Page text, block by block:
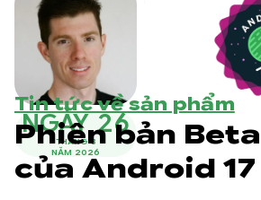
NGÀY 26
THÁNG 3
NĂM 2026
Tin tức về sản phẩm
Phiên bản
của Android 17